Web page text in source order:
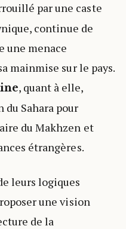
par une caste
continue de
une menace
mainmise sur le pays.
, quant à elle,
Sahara pour
du Makhzen et
étrangères.
leurs logiques
une vision
de la